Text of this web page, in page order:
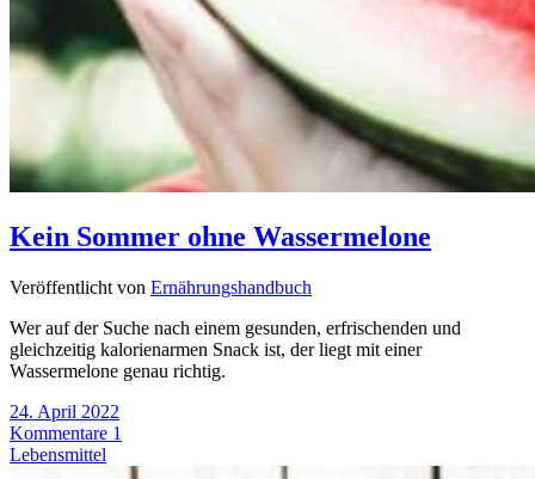
Kein Sommer ohne Wassermelone
Veröffentlicht von Ernährungshandbuch
Wer auf der Suche nach einem gesunden, erfrischenden und
gleichzeitig kalorienarmen Snack ist, der liegt mit einer
Wassermelone genau richtig.
24. April 2022
Kommentare 1
Lebensmittel